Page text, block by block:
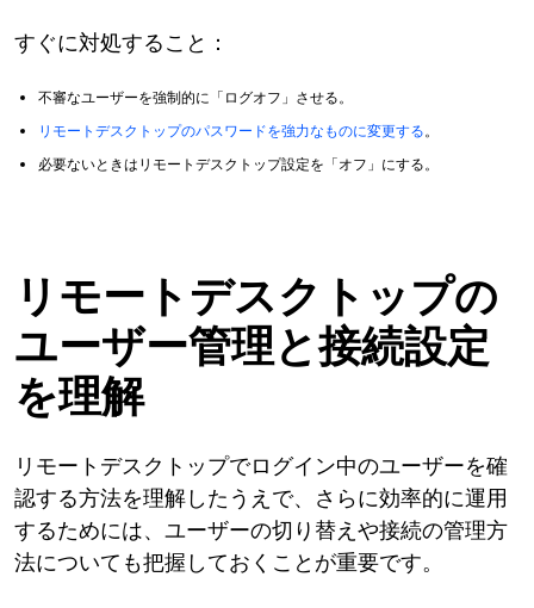
すぐに対処すること：
不審なユーザーを強制的に「ログオフ」させる。
リモートデスクトップのパスワードを強力なものに変更する。
必要ないときはリモートデスクトップ設定を「オフ」にする。
リモートデスクトップの
ユーザー管理と接続設定
を理解
リモートデスクトップでログイン中のユーザーを確
認する方法を理解したうえで、さらに効率的に運用
するためには、ユーザーの切り替えや接続の管理方
法についても把握しておくことが重要です。